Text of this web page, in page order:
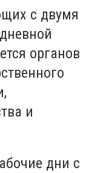
с двумя
органов
и
дни с